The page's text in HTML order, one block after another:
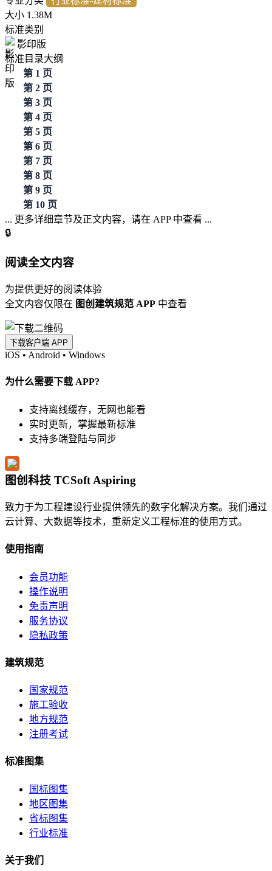
大小 1.38M
标准类别
影印版
标准目录大纲
第 1 页
第 2 页
第 3 页
第 4 页
第 5 页
第 6 页
第 7 页
第 8 页
第 9 页
第 10 页
... 更多详细章节及正文内容，请在 APP 中查看 ...
🔒
阅读全文内容
为提供更好的阅读体验
全文内容仅限在 图创建筑规范 APP 中查看
下载客户端 APP
iOS • Android • Windows
为什么需要下载 APP?
支持离线缓存，无网也能看
实时更新，掌握最新标准
支持多端登陆与同步
图创科技 TCSoft Aspiring
致力于为工程建设行业提供领先的数字化解决方案。我们通过
云计算、大数据等技术，重新定义工程标准的使用方式。
使用指南
会员功能
操作说明
免责声明
服务协议
隐私政策
建筑规范
国家规范
施工验收
地方规范
注册考试
标准图集
国标图集
地区图集
省标图集
行业标准
关于我们